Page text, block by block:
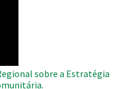
sobre a Estratégia